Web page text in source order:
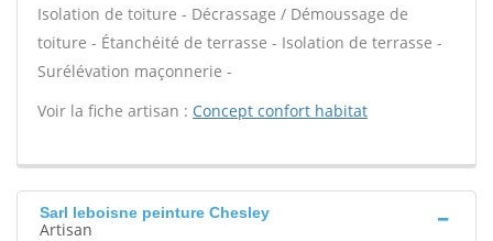
Isolation de toiture - Décrassage / Démoussage de
toiture - Étanchéité de terrasse - Isolation de terrasse -
Surélévation maçonnerie -
Voir la fiche artisan : Concept confort habitat
Sarl leboisne peinture Chesley
Artisan